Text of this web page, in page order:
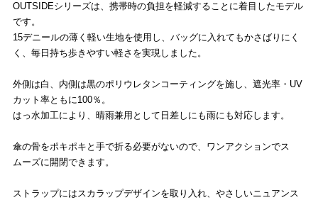
OUTSIDEシリーズは、携帯時の負担を軽減することに着目したモデル
です。
15デニールの薄く軽い生地を使用し、バッグに入れてもかさばりにく
く、毎日持ち歩きやすい軽さを実現しました。
外側は白、内側は黒のポリウレタンコーティングを施し、遮光率・UV
カット率ともに100％。
はっ水加工により、晴雨兼用として日差しにも雨にも対応します。
傘の骨をポキポキと手で折る必要がないので、ワンアクションでス
ムーズに開閉できます。
ストラップにはスカラップデザインを取り入れ、やさしいニュアンス